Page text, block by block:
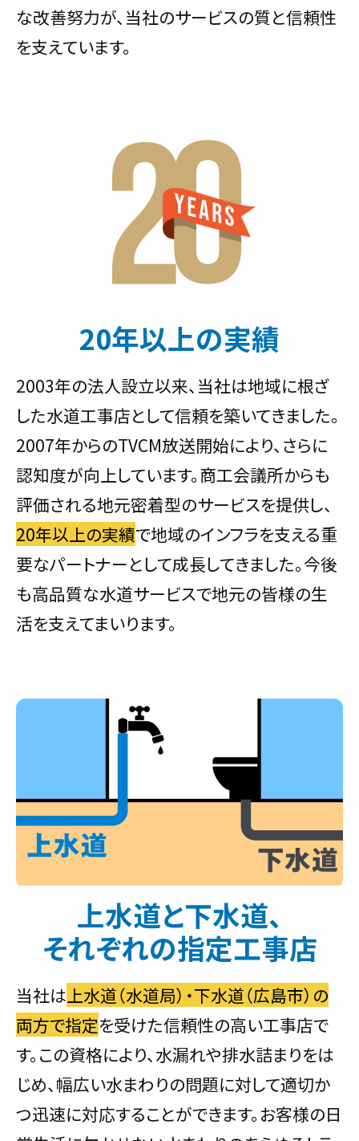
な改善努力が、当社のサービスの質と信頼性
を支えています。
20年以上の実績
2003年の法人設立以来、当社は地域に根ざ
した水道工事店として信頼を築いてきました。
2007年からのTVCM放送開始により、さらに
認知度が向上しています。商工会議所からも
評価される地元密着型のサービスを提供し、
20年以上の実績で地域のインフラを支える重
要なパートナーとして成長してきました。今後
も高品質な水道サービスで地元の皆様の生
活を支えてまいります。
上水道と下水道、
それぞれの指定工事店
当社は 上水道（水道局）・下水道（広島市）の
両方で指定を受けた信頼性の高い工事店で
す。この資格により、水漏れや排水詰まりをは
じめ、幅広い水まわりの問題に対して適切か
つ迅速に対応することができます。お客様の日